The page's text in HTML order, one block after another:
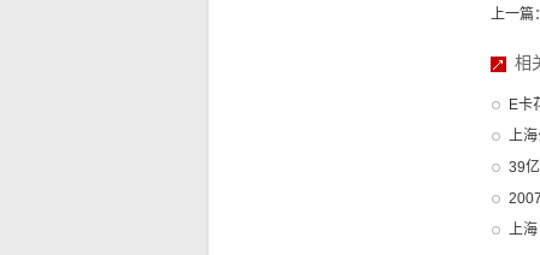
上一
相
E卡
上
39
上